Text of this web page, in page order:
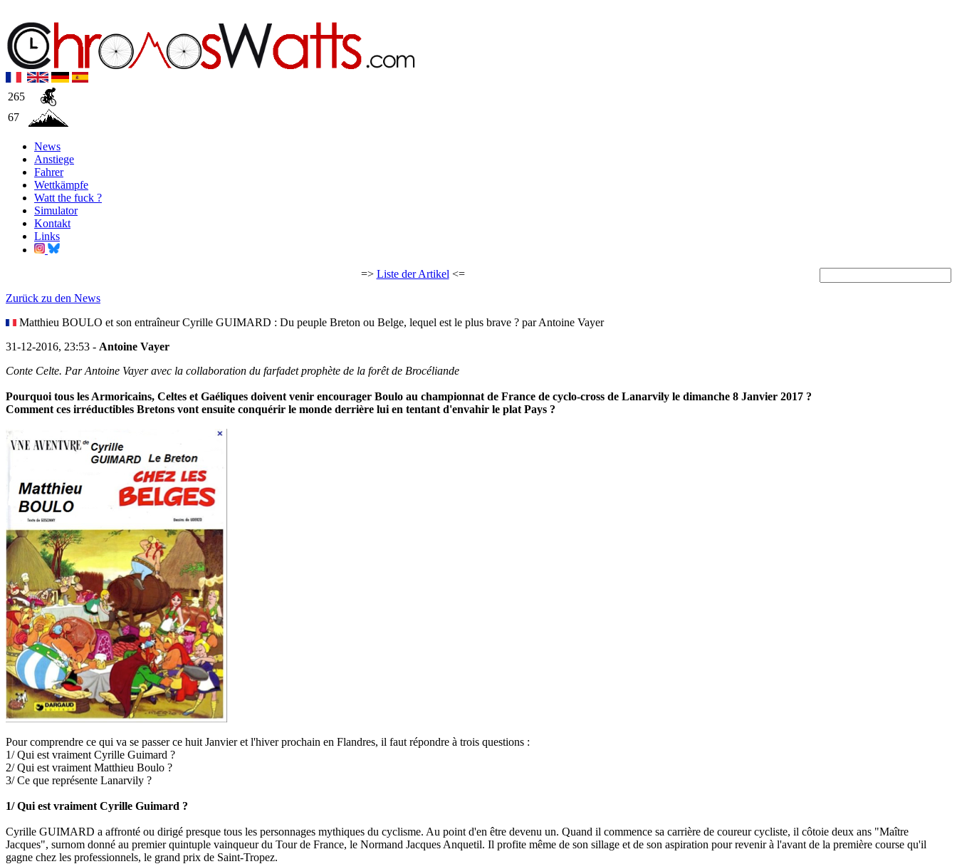
265
67
News
Anstiege
Fahrer
Wettkämpfe
Watt the fuck ?
Simulator
Kontakt
Links
=> Liste der Artikel <=
Zurück zu den News
Matthieu BOULO et son entraîneur Cyrille GUIMARD : Du peuple Breton ou Belge, lequel est le plus brave ? par Antoine Vayer
31-12-2016, 23:53 - Antoine Vayer
Conte Celte. Par Antoine Vayer avec la collaboration du farfadet prophète de la forêt de Brocéliande
Pourquoi tous les Armoricains, Celtes et Gaéliques doivent venir encourager Boulo au championnat de France de cyclo-cross de Lanarvily le dimanche 8 Janvier 2017 ?
Comment ces irréductibles Bretons vont ensuite conquérir le monde derrière lui en tentant d'envahir le plat Pays ?
Pour comprendre ce qui va se passer ce huit Janvier et l'hiver prochain en Flandres, il faut répondre à trois questions :
1/ Qui est vraiment Cyrille Guimard ?
2/ Qui est vraiment Matthieu Boulo ?
3/ Ce que représente Lanarvily ?
1/ Qui est vraiment Cyrille Guimard ?
Cyrille GUIMARD a affronté ou dirigé presque tous les personnages mythiques du cyclisme. Au point d'en être devenu un. Quand il commence sa carrière de coureur cycliste, il côtoie deux ans "Maître
Jacques", surnom donné au premier quintuple vainqueur du Tour de France, le Normand Jacques Anquetil. Il profite même de son sillage et de son aspiration pour revenir à l'avant de la première course qu'il
gagne chez les professionnels, le grand prix de Saint-Tropez.